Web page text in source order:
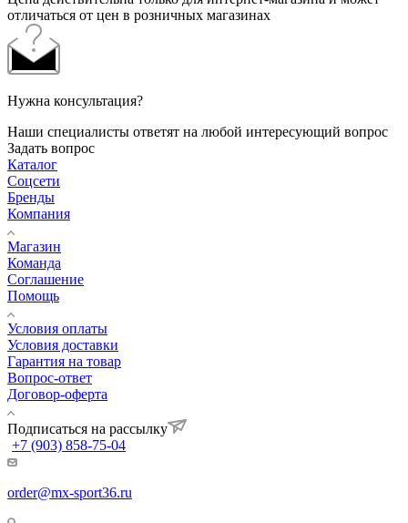
отличаться от цен в розничных магазинах
Нужна консультация?
Наши специалисты ответят на любой интересующий вопрос
Задать вопрос
Каталог
Соцсети
Бренды
Компания
Магазин
Команда
Соглашение
Помощь
Условия оплаты
Условия доставки
Гарантия на товар
Вопрос-ответ
Договор-оферта
Подписаться на рассылку
+7 (903) 858-75-04
order@mx-sport36.ru